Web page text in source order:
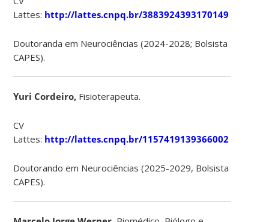
Lattes: http://lattes.cnpq.br/3883924393170149
Doutoranda em Neurociências (2024-2028; Bolsista
CAPES).
Yuri Cordeiro, Fisioterapeuta.
CV
Lattes: http://lattes.cnpq.br/1157419139366002
Doutorando em Neurociências (2025-2029, Bolsista
CAPES).